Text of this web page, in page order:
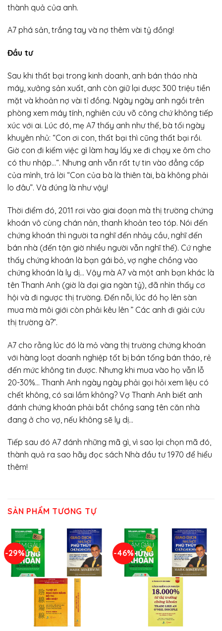
thành quả của anh.
A7 phá sản, trắng tay và nợ thêm vài tỷ đồng!
Đầu tư
Sau khi thất bại trong kinh doanh, anh bán tháo nhà
máy, xưởng sản xuất, anh còn giữ lại được 300 triệu tiền
mặt và khoản nợ vài tỉ đồng. Ngày ngày anh ngồi trên
phòng xem máy tính, nghiên cứu võ công chứ không tiếp
xúc với ai. Lúc đó, mẹ A7 thấy anh như thế, bà tối ngày
khuyên nhủ: “Con ơi con, thất bại thì cũng thất bại rồi.
Giờ con đi kiếm việc gì làm hay lấy xe đi chạy xe ôm cho
có thu nhập…“. Nhưng anh vẫn rất tự tin vào đẳng cấp
của mình, trả lời “Con của bà là thiên tài, bà không phải
lo đâu”. Và đúng là như vậy!
Thời điểm đó, 2011 rơi vào giai đoạn mà thị trường chứng
khoán vô cùng chán nản, thanh khoản teo tóp. Nói đến
chứng khoán thì người ta nghĩ đến nhảy cầu, nghĩ đến
bán nhà (đến tận giờ nhiều người vẫn nghĩ thế). Cứ nghe
thấy chứng khoán là bạn gái bỏ, vợ nghe chồng vào
chứng khoán là ly dị… Vậy mà A7 và một anh bạn khác là
tên Thanh Anh (giờ là đại gia ngàn tỷ), đã nhìn thấy cơ
hội và đi ngược thị trường. Đến nỗi, lúc đó họ lên sàn
mua mà môi giới còn phải kêu lên ” Các anh đi giải cứu
thị trường à?”.
A7 cho rằng lúc đó là mỏ vàng thị trường chứng khoán
với hàng loạt doanh nghiệp tốt bị bán tống bán tháo, rẻ
đến mức không tin được. Nhưng khi mua vào họ vẫn lỗ
20-30%… Thanh Anh ngày ngày phải gọi hỏi xem liệu có
chết không, có sai lầm không? Vợ Thanh Anh biết anh
đánh chứng khoán phải bắt chồng sang tên căn nhà
đang ở cho vợ, nếu không sẽ ly dị…
Tiếp sau đó A7 đánh những mã gì, vì sao lại chọn mã đó,
thành quả ra sao hãy đọc sách Nhà đầu tư 1970 để hiểu
thêm!
SẢN PHẨM TƯƠNG TỰ
-29% -46%